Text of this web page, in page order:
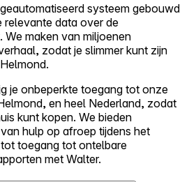
systeem gebouwd
relevante data over de
maken van miljoenen
zodat je slimmer kunt zijn
je onbeperkte toegang tot onze
en heel Nederland, zodat
kunt kopen. We bieden
hulp op afroep tijdens het
toegang tot ontelbare
met Walter.